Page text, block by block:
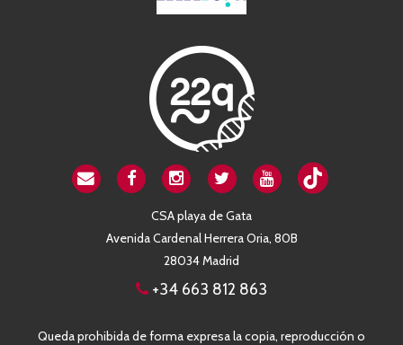
CSA playa de Gata
Avenida Cardenal Herrera Oria, 80B
28034 Madrid
+34 663 812 863
Queda prohibida de forma expresa la copia, reproducción o